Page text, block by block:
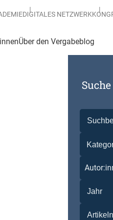
DIGITALES NETZWERK
Über den Vergabeblog
Suche